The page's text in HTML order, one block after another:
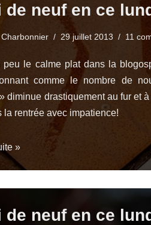
de neuf en ce
29 juillet 2013 11
peu le calme plat dans la
comme le nombre de
diminue drastiquement au fur et
la rentrée avec impatience!
»
de neuf en ce